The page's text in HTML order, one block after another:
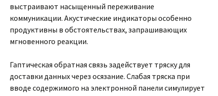
выстраивают насыщенный переживание
коммуникации. Акустические индикаторы особенно
продуктивны в обстоятельствах, запрашивающих
мгновенного реакции.
Гаптическая обратная связь задействует тряску для
доставки данных через осязание. Слабая тряска при
вводе содержимого на электронной панели симулирует